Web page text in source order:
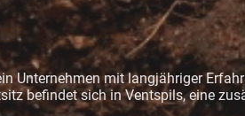
Unternehmen mit langjähriger
befindet sich in Ventspils, eine